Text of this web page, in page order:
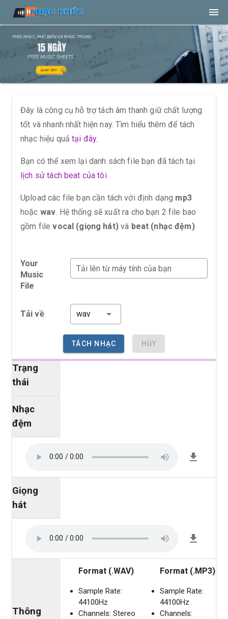
Đây là công cụ hỗ trợ tách âm thanh giữ chất lượng
tốt và nhanh nhất hiện nay. Tìm hiểu thêm để tách
nhạc hiệu quảtại đây.
Bạn có thể xem lại danh sách file bạn đã tách tại
lịch sử tách beat của tôi
Upload các file bạn cần tách với định dạng mp3
hoặc wav. Hệ thống sẽ xuất ra cho bạn 2 file bao
gồm filevocal (giọng hát)và beat (nhạc đệm)
Your
Music
File
Tải lên từ máy tính của bạn
Tải về
TÁCH NHẠC HỦY
Trạng
thái
Nhạc
đệm
Giọng
hát
Thông
Format (.WAV)
Sample Rate:
44100Hz
Channels: Stereo
Format (.MP3)
Sample Rate:
44100Hz
Channels: